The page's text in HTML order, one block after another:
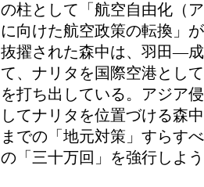
の柱として「航空自由化（
に向けた航空政策の転換」
抜擢された森中は、羽田―
て、ナリタを国際空港とし
を打ち出している。アジア
してナリタを位置づける森
までの「地元対策」すらす
の「三十万回」を強行しよ